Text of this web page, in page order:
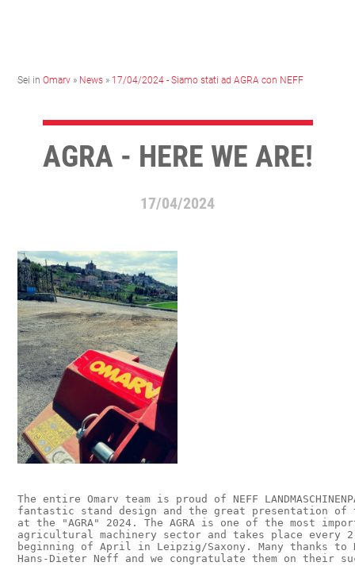
Sei inOmarv » News » 17/04/2024 - Siamo stati ad AGRA con NEFF
AGRA - HERE WE ARE!
17/04/2024
The entire Omarv team is proud of NEFF
fantastic stand design and the great presentation of
at the "AGRA" 2024. The AGRA is one of the most
agricultural machinery sector and takes place every
beginning of April in Leipzig/Saxony. Many thanks to
Hans-Dieter Neff and we congratulate them on their